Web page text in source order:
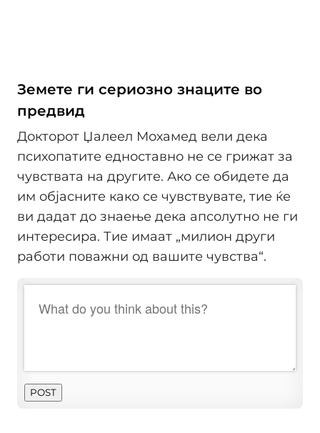
Земете ги сериозно знаците во
предвид
Докторот Џалеел Мохамед вели дека
психопатите едноставно не се грижат за
чувствата на другите. Ако се обидете да
им објасните како се чувствувате, тие ќе
ви дадат до знаење дека апсолутно не ги
интересира. Тие имаат „милион други
работи поважни од вашите чувства“.
POST